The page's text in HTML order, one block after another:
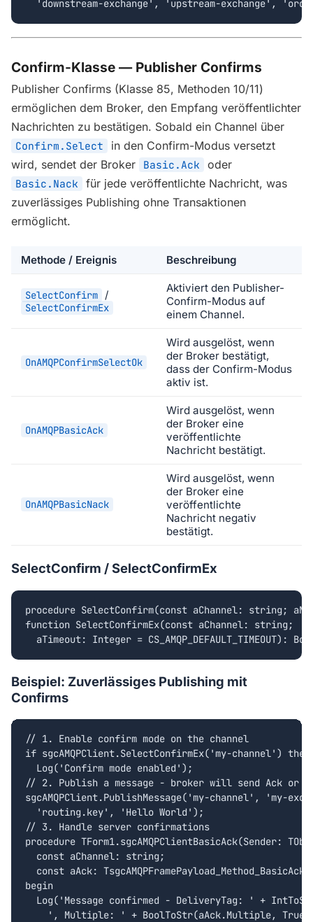
'downstream-exchange', 'upstream-exchange',
Confirm-Klasse — Publisher Confirms
Publisher Confirms (Klasse 85, Methoden 10/11)
ermöglichen dem Broker, den Empfang veröffentlichter
Nachrichten zu bestätigen. Sobald ein Channel über
Confirm.Select
in den Confirm-Modus versetzt
wird, sendet der Broker
Basic.Ack oder
Basic.Nack
für jede veröffentlichte Nachricht, was
zuverlässiges Publishing ohne Transaktionen
ermöglicht.
Methode / Ereignis Beschreibung
SelectConfirm /
SelectConfirmEx
Aktiviert den Publisher-
Confirm-Modus auf
einem Channel.
OnAMQPConfirmSelectOk
Wird ausgelöst, wenn
der Broker bestätigt,
dass der Confirm-Modus
aktiv ist.
OnAMQPBasicAck
Wird ausgelöst, wenn
der Broker eine
veröffentlichte
Nachricht bestätigt.
OnAMQPBasicNack
Wird ausgelöst, wenn
der Broker eine
veröffentlichte
Nachricht negativ
bestätigt.
SelectConfirm / SelectConfirmEx
procedure SelectConfirm(const aChannel: string;
function SelectConfirmEx(const aChannel: string;
aTimeout: Integer = CS_AMQP_DEFAULT_TIMEOUT):
Beispiel: Zuverlässiges Publishing mit
Confirms
// 1. Enable confirm mode on the channel
if sgcAMQPClient.SelectConfirmEx('my-channel') then
  Log('Confirm mode enabled');
// 2. Publish a message - broker will send Ack or
sgcAMQPClient.PublishMessage('my-channel', 'my-
  'routing.key', 'Hello World');
// 3. Handle server confirmations
procedure TForm1.sgcAMQPClientBasicAck(Sender:
  const aChannel: string;
const aAck:
begin
Log('Message confirmed - DeliveryTag: ' +
', Multiple: ' + BoolToStr(aAck.Multiple,